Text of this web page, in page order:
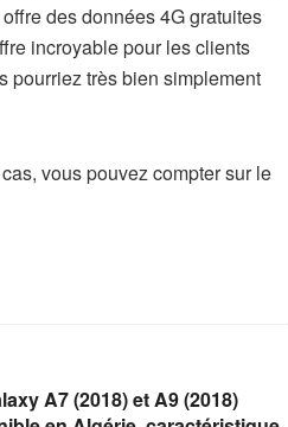
des données 4G gratuites
incroyable pour les clients
pourriez très bien simplement
vous pouvez compter sur le
A7 (2018) et A9 (2018)